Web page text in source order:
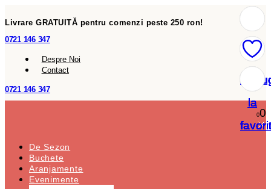
Livrare GRATUITĂ pentru comenzi peste 250 ron!
0721 146 347
Despre Noi
Contact
0721 146 347
00
De Sezon
Buchete
Aranjamente
Evenimente
la
la
la
la
la
la
la